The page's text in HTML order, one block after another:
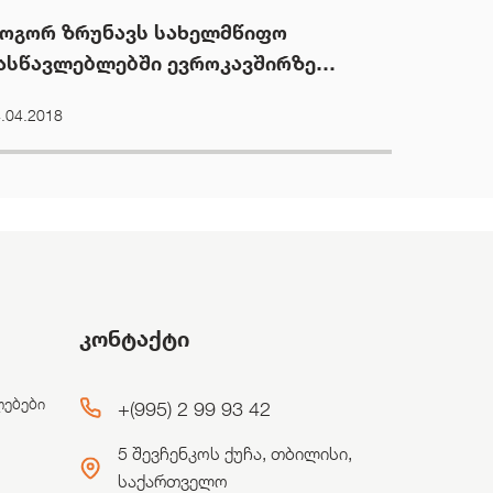
ზრუნავს სახელმწიფო
ევროკავშირზე
კონტაქტი
+(995) 2 99 93 42
5 შევჩენკოს ქუჩა, თბილისი,
საქართველო